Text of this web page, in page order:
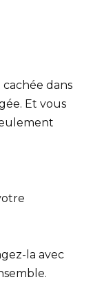
cachée dans
Et vous
la avec